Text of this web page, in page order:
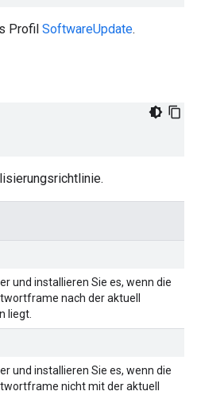
Profil SoftwareUpdate.
und installieren Sie es, wenn die
nach der aktuell
liegt.
und installieren Sie es, wenn die
nicht mit der aktuell